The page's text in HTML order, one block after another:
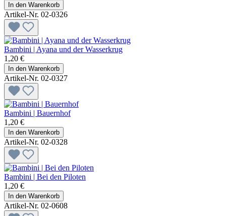
In den Warenkorb
Artikel-Nr. 02-0326
Bambini | Ayana und der Wasserkrug
1,20 €
In den Warenkorb
Artikel-Nr. 02-0327
Bambini | Bauernhof
1,20 €
In den Warenkorb
Artikel-Nr. 02-0328
Bambini | Bei den Piloten
1,20 €
In den Warenkorb
Artikel-Nr. 02-0608